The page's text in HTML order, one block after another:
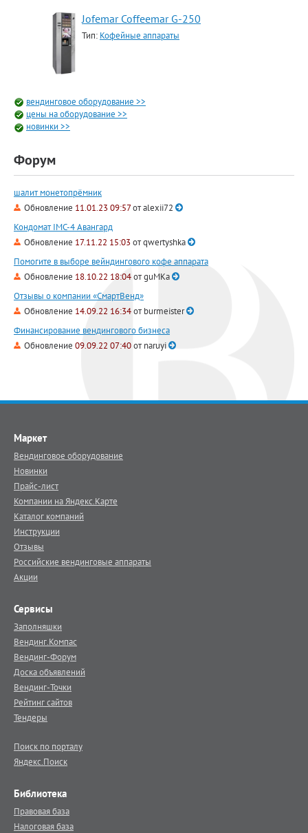
Jofemar Coffeemar G-250
Тип: Кофейные аппараты
вендинговое оборудование >>
цены на оборудование >>
новинки >>
Форум
шалит монетопрёмник
Обновление 11.01.23 09:57отalexii72
Кондомат IMC-4 Авангард
Обновление 17.11.22 15:03 отqwertyshka
Помогите в выборе вейндингового кофе аппарата
Обновление 18.10.22 18:04отguMKa
Отзывы о компании «СмартВенд»
Обновление 14.09.22 16:34отburmeister
Финансирование вендингового бизнеса
Обновление 09.09.22 07:40отnaruyi
Маркет
Вендинговое оборудование
Новинки
Прайс-лист
Компании на Яндекс.Карте
Каталог компаний
Инструкции
Отзывы
Российские вендинговые аппараты
Акции
Сервисы
Заполняшки
Вендинг.Компас
Вендинг-Форум
Доска объявлений
Вендинг-Точки
Рейтинг сайтов
Тендеры
Поиск по порталу
Яндекс.Поиск
Библиотека
Правовая база
Налоговая база